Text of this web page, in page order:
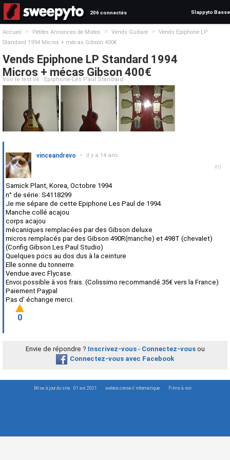
206 connectés Slappyto Basse
Accueil > Petites Annonces de Matos > Vends Guitare >
Vends Epiphone LP
Standard 1994 Micros + mécas Gibson 400€
Vends Epiphone LP Standard 1994
Micros + mécas Gibson 400€
Voir le test lié : Epiphone-Les Paul Standard
#0
vinceandrevo • il y a 14 ans
Samick Plant, Korea, Octobre 1994
n° de série: S4118299
Je me sépare de cette Epiphone Les Paul de 1994.
Manche collé acajou
corps acajou
mécaniques remplacées par des Gibson deluxe
micros remplacés par des Gibson 490R(manche) et 498T (chevalet)
(Config Gibson Les Paul Studio)
Quelques pocs au dos dus à la ceinture
Elle sonne du tonnerre.
Vendue avec Flycase.
Envoi possible à vos frais. (Colissimo recommandé 35€ vers la France)
Paiement Paypal
Pas d' échange merci.
0
Envie de répondre ? Inscrivez-vous- Connectez-vousou
Connectez-vous avec Facebook
Mise à jour du site : 01 avr. 2021 webrox conseil informatique Films à voir